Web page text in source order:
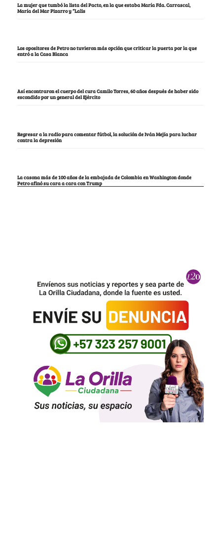
La mujer que tumbó la lista del Pacto, en la que estaba María Fda. Carrascal,
María del Mar Pizarro y “Lalis
Los opositores de Petro no tuvieron más opción que criticar la puerta por la que
entró a la Casa Blanca
Así encontraron el cuerpo del cura Camilo Torres, 60 años después de haber sido
escondido por un general del Ejército
Regresar a la radio para comentar fútbol, la solución de Iván Mejía para luchar
contra la depresión
La casona más de 100 años de la embajada de Colombia en Washington donde
Petro afinó su cara a cara con Trump